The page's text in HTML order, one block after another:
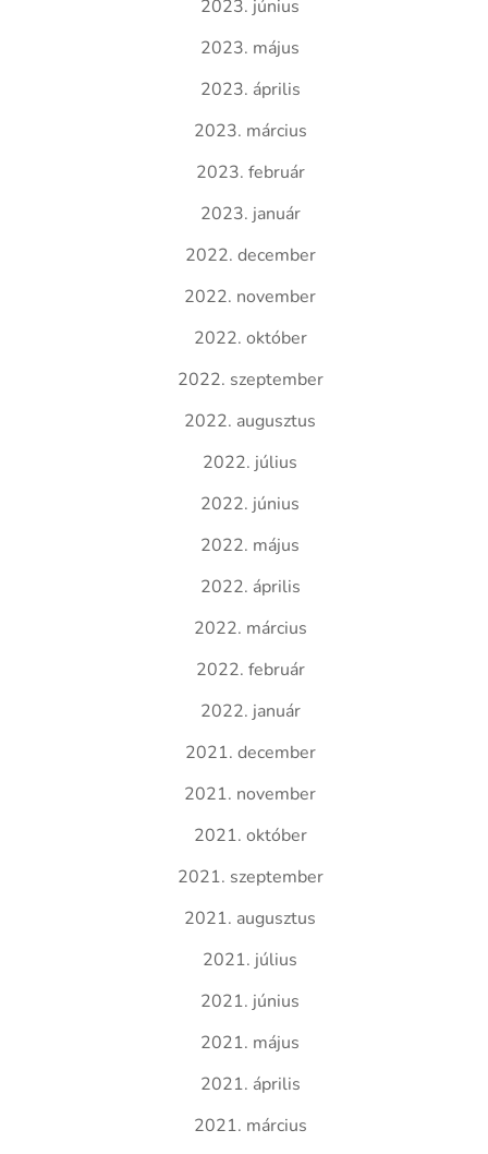
2023. június
2023. május
2023. április
2023. március
2023. február
2023. január
2022. december
2022. november
2022. október
2022. szeptember
2022. augusztus
2022. július
2022. június
2022. május
2022. április
2022. március
2022. február
2022. január
2021. december
2021. november
2021. október
2021. szeptember
2021. augusztus
2021. július
2021. június
2021. május
2021. április
2021. március